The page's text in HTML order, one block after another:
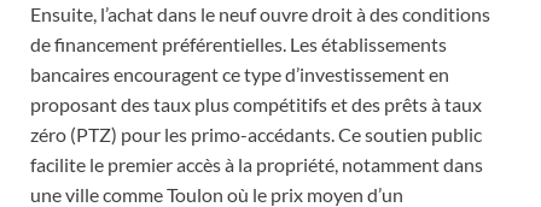
Ensuite, l’achat dans le neuf ouvre droit à des conditions
de financement préférentielles. Les établissements
bancaires encouragent ce type d’investissement en
proposant des taux plus compétitifs et des prêts à taux
zéro (PTZ) pour les primo-accédants. Ce soutien public
facilite le premier accès à la propriété, notamment dans
une ville comme Toulon où le prix moyen d’un